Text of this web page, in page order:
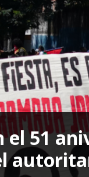
en El Salvador
51